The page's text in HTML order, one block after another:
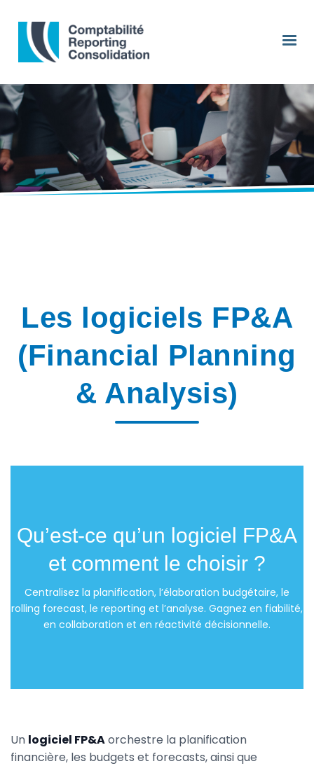
Les logiciels FP&A
(Financial Planning
& Analysis)
Qu’est-ce qu’un logiciel FP&A
et comment le choisir ?
Centralisez la planification, l’élaboration budgétaire, le
rolling forecast, le reporting et l’analyse. Gagnez en fiabilité,
en collaboration et en réactivité décisionnelle.
Un logiciel FP&Aorchestre la planification
financière, les budgets et forecasts, ainsi que